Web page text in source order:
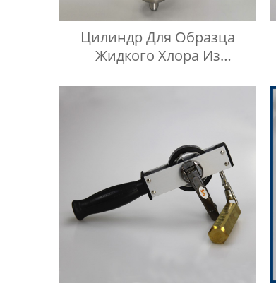
Цилиндр Для Образца
Жидкого Хлора Из